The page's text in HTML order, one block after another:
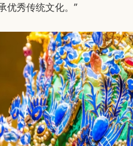
优秀传统文化。”